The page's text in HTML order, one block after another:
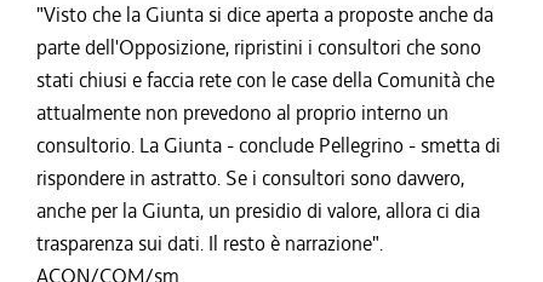
"Visto che la Giunta si dice aperta a proposte anche da
parte dell'Opposizione, ripristini i consultori che sono
stati chiusi e faccia rete con le case della Comunità che
attualmente non prevedono al proprio interno un
consultorio. La Giunta - conclude Pellegrino - smetta di
rispondere in astratto. Se i consultori sono davvero,
anche per la Giunta, un presidio di valore, allora ci dia
trasparenza sui dati. Il resto è narrazione".
ACON/COM/sm